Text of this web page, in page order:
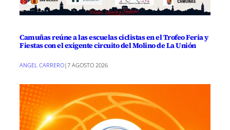
Camuñas reúne a las escuelas ciclistas en el Trofeo Feria y
Fiestas con el exigente circuito del Molino de La Unión
ANGEL CARRERO|7 AGOSTO 2026